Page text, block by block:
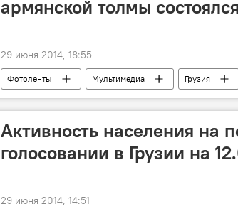
армянской толмы
29 июня 2014, 18:55
Фотоленты Мультимедиа Грузия
Активность населения на
голосовании в Грузии на
29 июня 2014, 14:51